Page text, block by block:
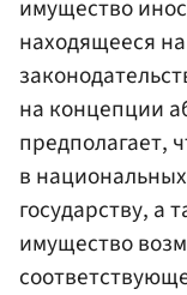
имущество
находящееся
на концепции
предполагает,
в
государству, а
имущество